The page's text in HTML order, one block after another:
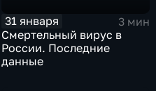
31 января
3 мин
Смертельный вирус в
России. Последние
данные